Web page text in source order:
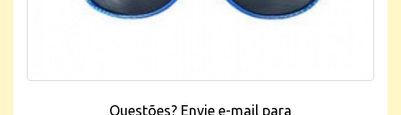
Questões? Envie e-mail para